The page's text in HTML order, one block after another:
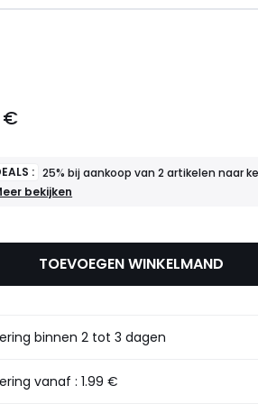
€
: 25% bij aankoop van 2 artikelen naar
aankoop
naar
ervan
bekijken
TOEVOEGEN WINKELMAND
binnen 2 tot 3 dagen
vanaf :1.99 €